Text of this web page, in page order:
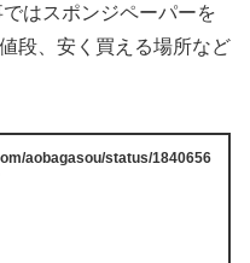
はスポンジペーパーを
段、安く買える場所など
aobagasou/status/1840656